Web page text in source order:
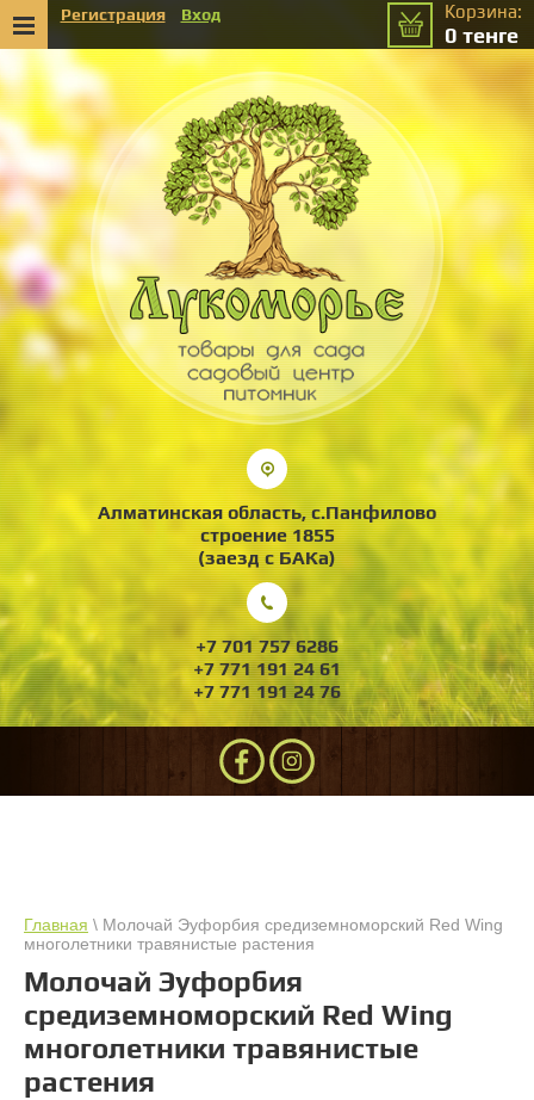
Корзина:
0 тенге
Регистрация Вход
Алматинская область, с.Панфилово
строение 1855
(заезд с БАКа)
+7 701 757 6286
+7 771 191 24 61
+7 771 191 24 76
Главная \ Молочай Эуфорбия средиземноморский Red Wing
многолетники травянистые растения
Молочай Эуфорбия
средиземноморский Red Wing
многолетники травянистые
растения